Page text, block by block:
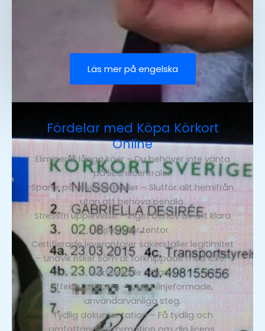
Läs mer på engelska
Fördelar med Köpa Körkort
Online
Eliminerar långa köer – Du behöver inte vänta
på licenscentraler.
Sparar på resekostnader – Slutför allt hemifrån
utan att behöva pendla.
Stressfri upplevelse – Inget behov av att klara
tester eller tentor.
Certifierade leverantörer säkerställer legitimitet
– Undvik risker som är förknippade med icke-
certifierade säljare.
Effektiv process – strömlinjeformade,
användarvänliga steg.
Tydlig dokumentation – Få tydlig och